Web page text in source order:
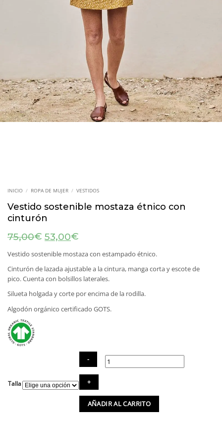
INICIO / ROPA DE MUJER / VESTIDOS
Vestido sostenible mostaza étnico con
cinturón
75,00€ El
precio
original
era:
75,00€.
53,00€
actual
es:
53,00€.
Vestido sostenible mostaza con estampado étnico.
Cinturón de lazada ajustable a la cintura, manga corta y escote de
pico. Cuenta con bolsillos laterales.
Silueta holgada y corte por encima de la rodilla.
Algodón orgánico certificado GOTS.
Talla
mostaza
étnico
con
AÑADIR AL CARRITO